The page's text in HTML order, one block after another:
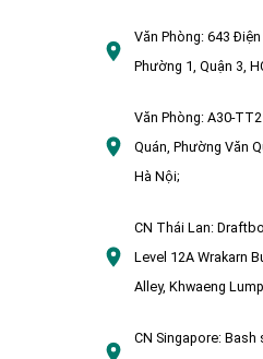
Văn Phòng:643 Điện
Phường 1, Quận 3,
Văn Phòng:A30-TT2
Quán, Phường Văn
Hà Nội;
CN Thái Lan:
Level 12A Wrakarn
Alley, Khwaeng
CN Singapore: Bash